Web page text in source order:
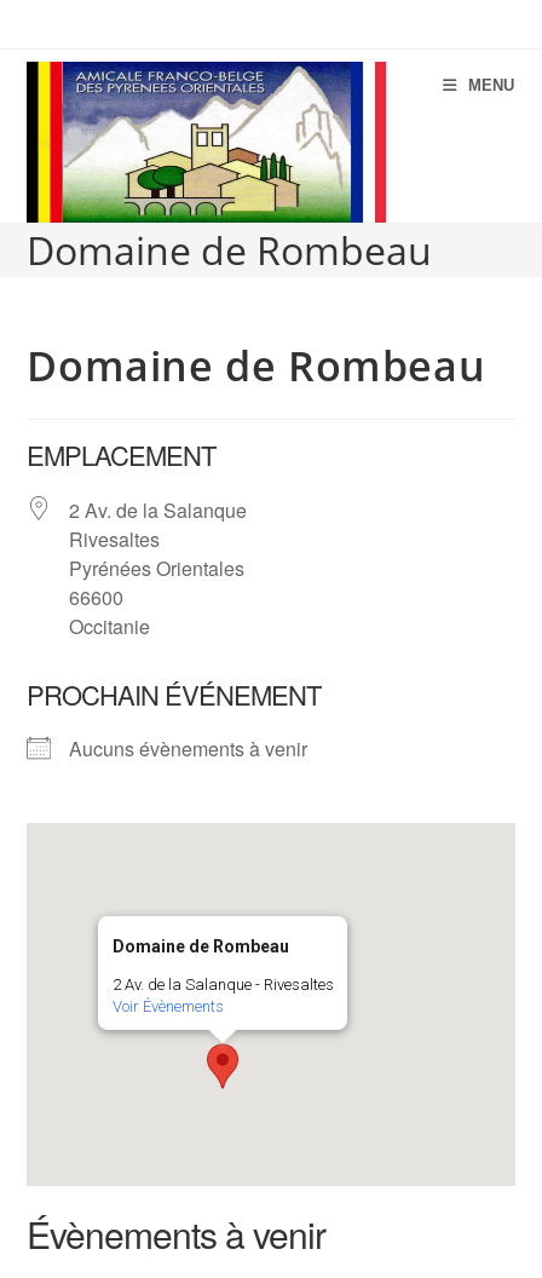
contenu
MENU
Domaine de Rombeau
Domaine de Rombeau
EMPLACEMENT
2 Av. de la Salanque
Rivesaltes
Pyrénées Orientales
66600
Occitanie
PROCHAIN ÉVÉNEMENT
Aucuns évènements à venir
Domaine de Rombeau
2 Av. de la Salanque - Rivesaltes
Voir Évènements
Évènements à venir